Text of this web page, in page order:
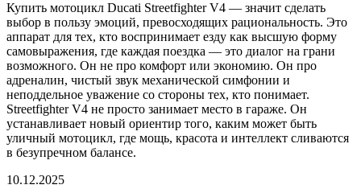
Купить мотоцикл Ducati Streetfighter V4 — значит сделать
выбор в пользу эмоций, превосходящих рациональность. Это
аппарат для тех, кто воспринимает езду как высшую форму
самовыражения, где каждая поездка — это диалог на грани
возможного. Он не про комфорт или экономию. Он про
адреналин, чистый звук механической симфонии и
неподдельное уважение со стороны тех, кто понимает.
Streetfighter V4 не просто занимает место в гараже. Он
устанавливает новый ориентир того, каким может быть
уличный мотоцикл, где мощь, красота и интеллект сливаются
в безупречном балансе.
10.12.2025